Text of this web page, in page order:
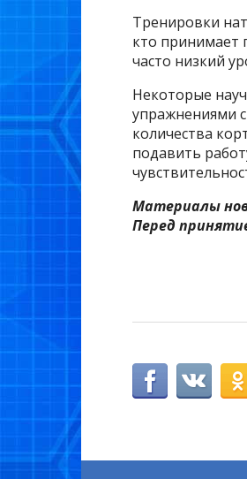
Тренировки
кто принимает
часто низкий
Некоторые
упражнениями
количества
подавить
Материалы
Перед